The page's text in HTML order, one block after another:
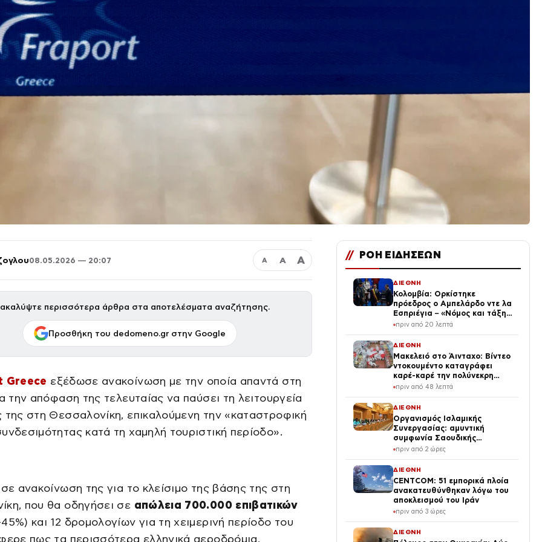
08.05.2026 — 20:07 Α Α Α
περισσότερα άρθρα στα αποτελέσματα αναζήτησης.
Προσθήκη του dedomeno.gr στην Google
Greece εξέδωσε ανακοίνωση με την οποία απαντά στη
την απόφαση της τελευταίας να παύσει τη λειτουργεία
της στη Θεσσαλονίκη, επικαλούμενη την «καταστροφική
κατά τη χαμηλή τουριστική περίοδο».
ανακοίνωση της για το κλείσιμο της βάσης της στη
που θα οδηγήσει σε απώλεια 700.000 επιβατικών
και 12 δρομολογίων για τη χειμερινή περίοδο του
πως τα περισσότερα ελληνικά αεροδρόμια,
// ΡΟΗ ΕΙΔΗΣΕΩΝ
ΔΙΕΘΝΗ
Κολομβία: Ορκίστηκε
πρόεδρος ο Αμπελάρδο ντε λα
Εσπριέγια – «Νόμος και τάξη»
με κάθε κόστος
πριν από 20 λεπτά
ΔΙΕΘΝΗ
Μακελειό στο Άινταχο: Βίντεο
ντοκουμέντο καταγράφει
καρέ-καρέ την πολύνεκρη
επίθεση του 24χρονου
πριν από 48 λεπτά
ΔΙΕΘΝΗ
Οργανισμός Ισλαμικής
Συνεργασίας: αμυντική
συμφωνία Σαουδικής
Αραβίας, Τουρκίας και
ασφάλειας»
πριν από 2 ώρες
ΔΙΕΘΝΗ
CENTCOM: 51 εμπορικά πλοία
ανακατευθύνθηκαν λόγω του
αποκλεισμού του Ιράν
πριν από 3 ώρες
ΔΙΕΘΝΗ